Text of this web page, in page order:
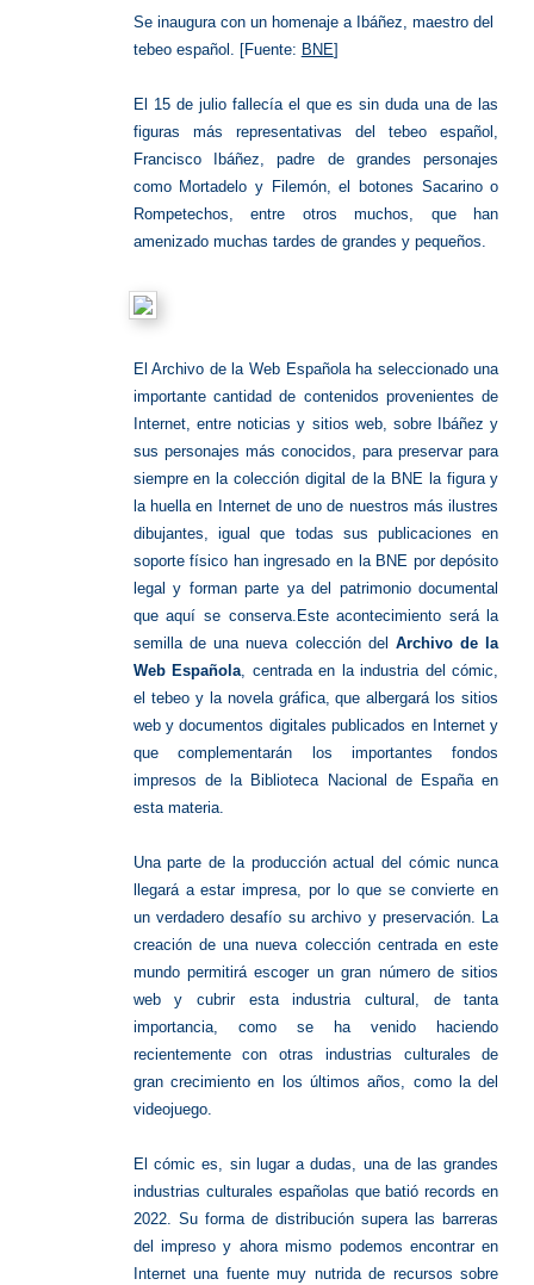
Se inaugura con un homenaje a Ibáñez, maestro del
tebeo español. [Fuente: BNE]
El 15 de julio fallecía el que es sin duda una de las
figuras más representativas del tebeo español,
Francisco Ibáñez, padre de grandes personajes
como Mortadelo y Filemón, el botones Sacarino o
Rompetechos, entre otros muchos, que han
amenizado muchas tardes de grandes y pequeños.
El Archivo de la Web Española ha seleccionado una
importante cantidad de contenidos provenientes de
Internet, entre noticias y sitios web, sobre Ibáñez y
sus personajes más conocidos, para preservar para
siempre en la colección digital de la BNE la figura y
la huella en Internet de uno de nuestros más ilustres
dibujantes, igual que todas sus publicaciones en
soporte físico han ingresado en la BNE por depósito
legal y forman parte ya del patrimonio documental
que aquí se conserva.Este acontecimiento será la
semilla de una nueva colección del Archivo de la
Web Española , centrada en la industria del cómic,
el tebeo y la novela gráfica, que albergará los sitios
web y documentos digitales publicados en Internet y
que complementarán los importantes fondos
impresos de la Biblioteca Nacional de España en
esta materia.
Una parte de la producción actual del cómic nunca
llegará a estar impresa, por lo que se convierte en
un verdadero desafío su archivo y preservación. La
creación de una nueva colección centrada en este
mundo permitirá escoger un gran número de sitios
web y cubrir esta industria cultural, de tanta
importancia, como se ha venido haciendo
recientemente con otras industrias culturales de
gran crecimiento en los últimos años, como la del
videojuego.
El cómic es, sin lugar a dudas, una de las grandes
industrias culturales españolas que batió records en
2022. Su forma de distribución supera las barreras
del impreso y ahora mismo podemos encontrar en
Internet una fuente muy nutrida de recursos sobre